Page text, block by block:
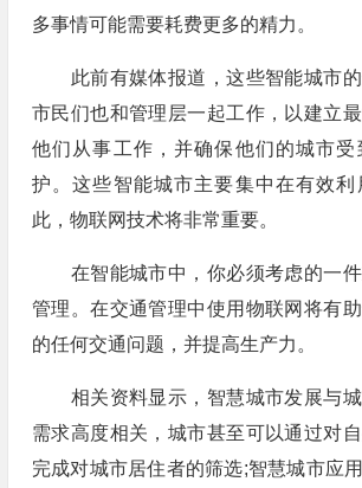
多事情可能需要耗费更多的精力。
此前有媒体报道，这些智能城市的
市民们也和管理层一起工作，以建立最
他们从事工作，并确保他们的城市受
护。这些智能城市主要集中在有效利
此，物联网技术将非常重要。
在智能城市中，你必须考虑的一件
管理。在交通管理中使用物联网将有
的任何交通问题，并提高生产力。
相关资料显示，智慧城市发展与城
需求高度相关，城市甚至可以通过对
完成对城市居住者的筛选;智慧城市应